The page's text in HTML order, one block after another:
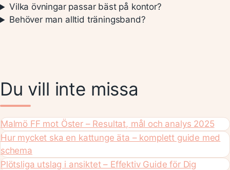
Vilka övningar passar bäst på kontor?
Behöver man alltid träningsband?
Du vill inte missa
Malmö FF mot Öster – Resultat, mål och analys 2025
Hur mycket ska en kattunge äta – komplett guide med
schema
Plötsliga utslag i ansiktet – Effektiv Guide för Dig